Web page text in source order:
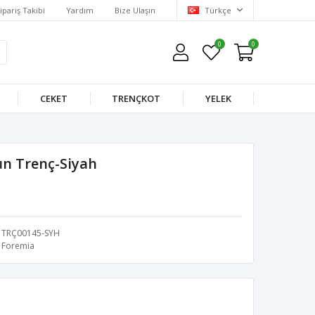
Takibi Yardım Bize Ulaşın Türkçe
0 0
CEKET TRENÇKOT YELEK
Trenç-Siyah
TRÇ00145-SYH
Foremia